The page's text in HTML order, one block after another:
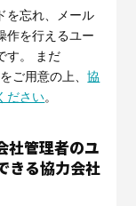
を忘れ、メール
作を行えるユー
す。 まだ
ご用意の上、協
ださい。
社管理者のユ
きる協力会社